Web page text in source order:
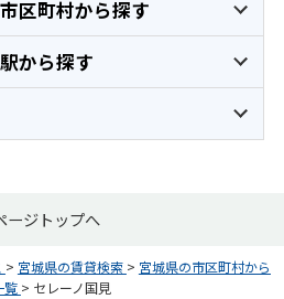
区町村から探す
から探す
ージトップへ
> 宮城県の賃貸検索 > 宮城県の市区町村から
覧 > セレーノ国見